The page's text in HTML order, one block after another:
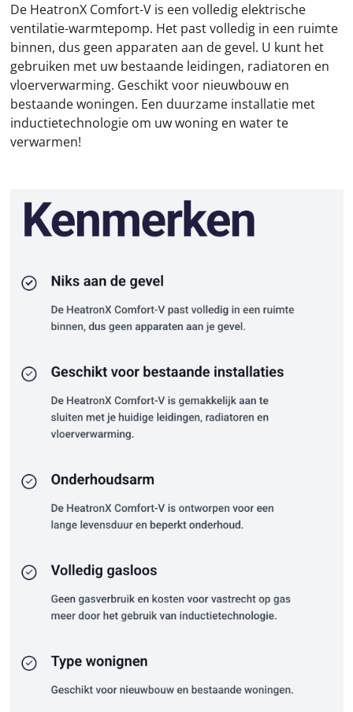
De HeatronX Comfort-V is een volledig elektrische
ventilatie-warmtepomp. Het past volledig in een ruimte
binnen, dus geen apparaten aan de gevel. U kunt het
gebruiken met uw bestaande leidingen, radiatoren en
vloerverwarming. Geschikt voor nieuwbouw en
bestaande woningen. Een duurzame installatie met
inductietechnologie om uw woning en water te
verwarmen!